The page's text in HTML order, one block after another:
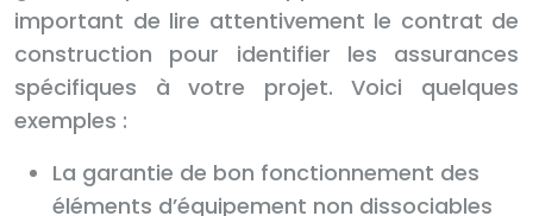
important de lire attentivement le contrat de
construction pour identifier les assurances
spécifiques à votre projet. Voici quelques
exemples :
La garantie de bon fonctionnement des
éléments d’équipement non dissociables